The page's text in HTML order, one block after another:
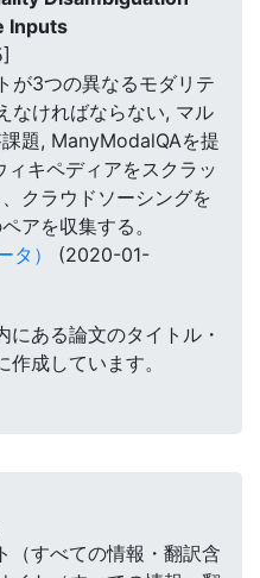
Inputs
が3つの異なるモダリテ
なければならない, マル
題, ManyModalQAを提
キペディアをスクラッ
クラウドソーシングを
アを収集する。
タ）
(2020-01-
ある論文のタイトル・
成しています。
（すべての情報・翻訳含